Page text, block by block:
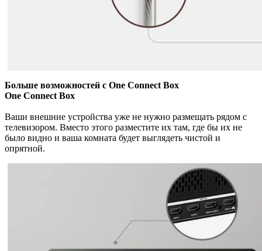
Больше возможностей с One Connect Box
One Connect Box
Ваши внешние устройства уже не нужно размещать рядом с
телевизором. Вместо этого разместите их там, где бы их не
было видно и ваша комната будет выглядеть чистой и
опрятной.